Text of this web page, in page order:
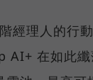
經理人的行
在如此纖